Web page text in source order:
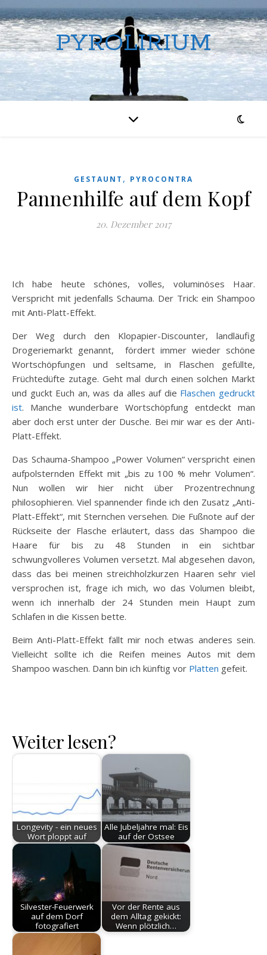
PYROLIRIUM
GESTAUNT , PYROCONTRA
Pannenhilfe auf dem Kopf
20. Dezember 2017
Ich habe heute schönes, volles, voluminöses Haar.
Verspricht mit jedenfalls Schauma. Der Trick: ein Shampoo
mit Anti-Platt-Effekt.
Der Weg durch den Klopapier-Discounter, landläufig
Drogeriemarkt genannt, fördert immer wieder schöne
Wortschöpfungen und seltsame, in Flaschen gefüllte,
Früchtedüfte zutage. Geht mal durch einen solchen Markt
und guckt Euch an, was da alles auf die Flaschen gedruckt
ist. Manche wunderbare Wortschöpfung entdeckt man
aber doch erst unter der Dusche. Bei mir war es der Anti-
Platt-Effekt.
Das Schauma-Shampoo „Power Volumen“ verspricht einen
aufpolsternden Effekt mit „bis zu 100 % mehr Volumen“.
Nun wollen wir hier nicht über Prozentrechnung
philosophieren. Viel spannender finde ich den Zusatz „Anti-
Platt-Effekt“, mit Sternchen versehen. Die Fußnote auf der
Rückseite der Flasche erläutert, dass das Shampoo die
Haare für bis zu 48 Stunden in ein sichtbar
schwungvolleres Volumen versetzt. Mal abgesehen davon,
dass das bei meinen streichholzkurzen Haaren sehr viel
versprochen ist, frage ich mich, wo das Volumen bleibt,
wenn ich innerhalb der 24 Stunden mein Haupt zum
Schlafen in die Kissen bette.
Beim Anti-Platt-Effekt fällt mir noch etwas anderes sein.
Vielleicht sollte ich die Reifen meines Autos mit dem
Shampoo waschen. Dann bin ich künftig vor Platten gefeit.
Weiter lesen?
Longevity - ein neues
Wort ploppt auf
Alle Jubeljahre mal: Eis
auf der Ostsee
Silvester-Feuerwerk
auf dem Dorf
fotografiert
Vor der Rente aus
dem Alltag gekickt:
Wenn plötzlich…